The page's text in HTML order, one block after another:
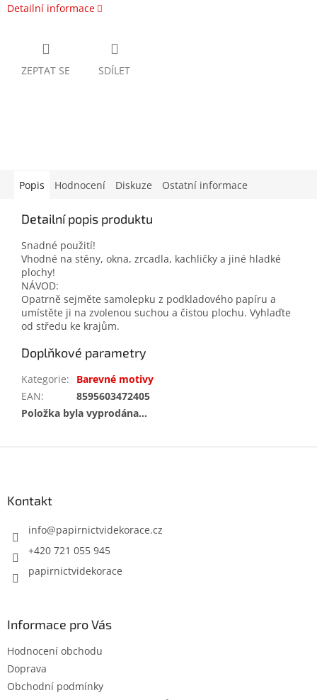
Detailní informace
ZEPTAT SE SDÍLET
Popis Hodnocení Diskuze Ostatní informace
Detailní popis produktu
Snadné použití!
Vhodné na stěny, okna, zrcadla, kachličky a jiné hladké
plochy!
NÁVOD:
Opatrně sejměte samolepku z podkladového papíru a
umístěte ji na zvolenou suchou a čistou plochu. Vyhlaďte
od středu ke krajům.
Doplňkové parametry
Kategorie:
Barevné motivy
EAN:
8595603472405
Položka byla vyprodána…
Kontakt
info@papirnictvidekorace.cz
+420 721 055 945
papirnictvidekorace
Informace pro Vás
Hodnocení obchodu
Doprava
Obchodní podmínky